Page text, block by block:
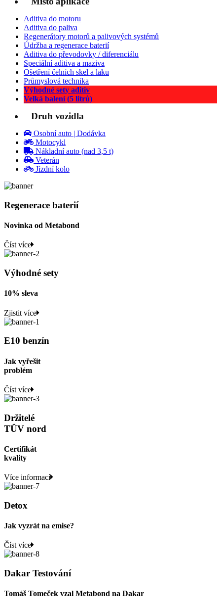
Aditiva do motoru
Aditiva do paliva
Regenerátory motorů a palivových systémů
Údržba a regenerace baterií
Aditiva do převodovky / diferenciálu
Speciální aditiva a maziva
Ošetření čelních skel a laku
Průmyslová technika
Výhodné sety aditiv
Velká balení (5 litrů)
Druh vozidla
Osobní auto | Dodávka
Motocykl
Nákladní auto (nad 3,5 t)
Veterán
Jízdní kolo
Regenerace baterií
Novinka od Metabond
Číst více
Výhodné sety
10% sleva
Zjistit více
E10 benzín
Jak vyřešit
problém
Číst více
Držitelé
TÜV nord
Certifikát
kvality
Více informací
Detox
Jak vyzrát na emise?
Číst více
Dakar Testování
Tomáš Tomeček vzal Metabond na Dakar